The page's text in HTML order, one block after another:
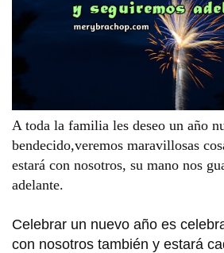
A toda la familia les deseo un año
bendecido,veremos maravillosas
estará con nosotros, su mano nos
adelante.
Celebrar un nuevo año es
con nosotros también y estará